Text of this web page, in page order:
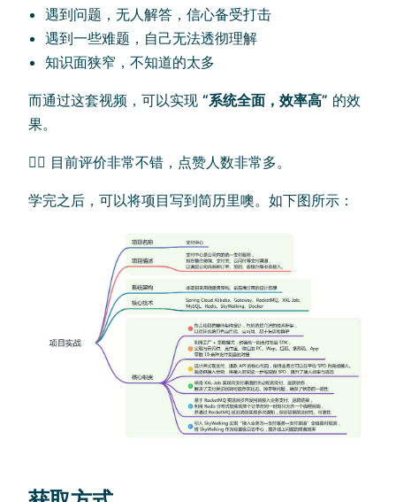
遇到问题，无人解答，信心备受打击
遇到一些难题，自己无法透彻理解
知识面狭窄，不知道的太多
而通过这套视频，可以实现 “系统全面，效率高” 的效
果。
👍🏻 目前评价非常不错，点赞人数非常多。
学完之后，可以将项目写到简历里噢。如下图所示：